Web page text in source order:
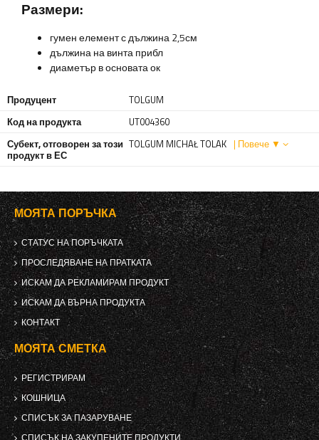
Размери:
гумен елемент с дължина 2,5см
дължина на винта прибл
диаметър в основата ок
Продуцент
TOLGUM
Код на продукта
UT004360
Субект, отговорен за този
продукт в ЕС
TOLGUM MICHAŁ TOLAK | Повече ▼
МОЯТА ПОРЪЧКА
СТАТУС НА ПОРЪЧКАТА
ПРОСЛЕДЯВАНЕ НА ПРАТКАТА
ИСКАМ ДА РЕКЛАМИРАМ ПРОДУКТ
ИСКАМ ДА ВЪРНА ПРОДУКТА
КОНТАКТ
МОЯТА СМЕТКА
РЕГИСТРИРАМ
КОШНИЦА
СПИСЪК ЗА ПАЗАРУВАНЕ